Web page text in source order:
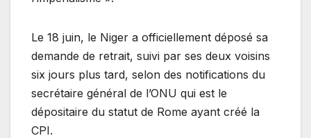
Le 18 juin, le Niger a officiellement déposé sa
demande de retrait, suivi par ses deux voisins
six jours plus tard, selon des notifications du
secrétaire général de l’ONU qui est le
dépositaire du statut de Rome ayant créé la
CPI.